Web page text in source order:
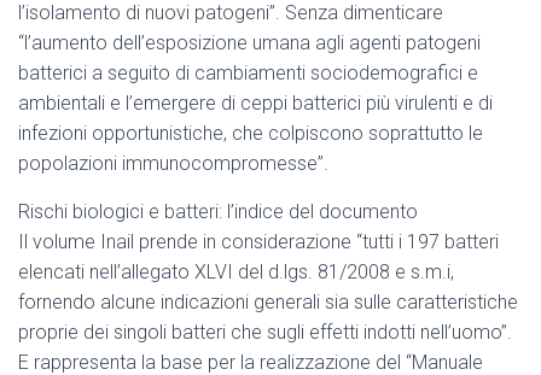
l’isolamento di nuovi patogeni”. Senza dimenticare
“l’aumento dell’esposizione umana agli agenti patogeni
batterici a seguito di cambiamenti sociodemografici e
ambientali e l’emergere di ceppi batterici più virulenti e di
infezioni opportunistiche, che colpiscono soprattutto le
popolazioni immunocompromesse”.
Rischi biologici e batteri: l’indice del documento
Il volume Inail prende in considerazione “tutti i 197 batteri
elencati nell’allegato XLVI del d.lgs. 81/2008 e s.m.i,
fornendo alcune indicazioni generali sia sulle caratteristiche
proprie dei singoli batteri che sugli effetti indotti nell’uomo”.
E rappresenta la base per la realizzazione del “Manuale